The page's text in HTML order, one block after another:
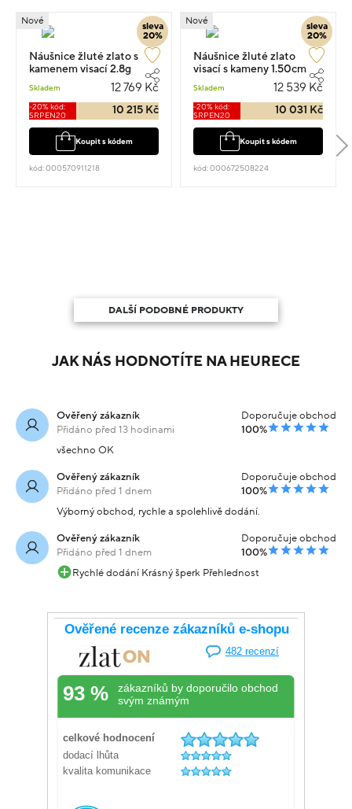
sleva
20%
Nové
Náušnice žluté zlato s
kamenem visací 2.8g
Skladem 12 769 Kč
-20% kód:
SRPEN20
10 215 Kč
Koupit s kódem
kód: 000570911218
sleva
20%
Nové
Náušnice žluté zlato
visací s kameny 1.50cm
Skladem 12 539 Kč
-20% kód:
SRPEN20
10 031 Kč
Koupit s kódem
kód: 000672508224
DALŠÍ PODOBNÉ PRODUKTY
JAK NÁS HODNOTÍTE NA HEURECE
Ověřený zákazník
Přidáno před 13 hodinami
Doporučuje obchod
100%
všechno OK
Ověřený zákazník
Přidáno před 1 dnem
Doporučuje obchod
100%
Výborný obchod, rychle a spolehlivě dodání.
Ověřený zákazník
Přidáno před 1 dnem
Doporučuje obchod
100%
Rychlé dodání Krásný šperk Přehlednost